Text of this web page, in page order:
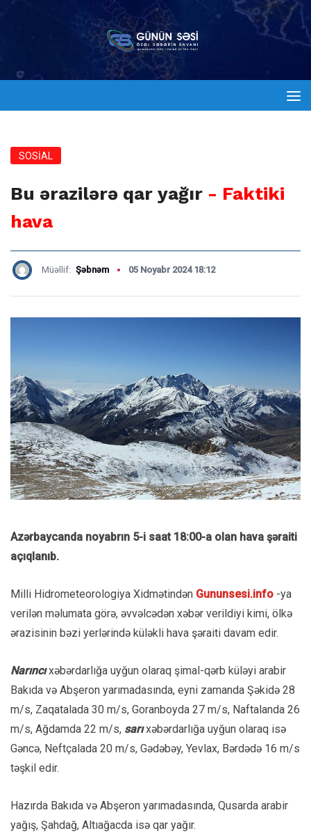
SOSİAL
Bu ərazilərə qar yağır - Faktiki
hava
Müəllif: Şəbnəm 05 Noyabr 2024 18:12
Azərbaycanda noyabrın 5-i saat 18:00-a olan hava şəraiti
açıqlanıb.
Milli Hidrometeorologiya Xidmətindən Gununsesi.info -ya
verilən məlumata görə, əvvəlcədən xəbər verildiyi kimi, ölkə
ərazisinin bəzi yerlərində küləkli hava şəraiti davam edir.
Narıncıxəbərdarlığa uyğun olaraq şimal-qərb küləyi arabir
Bakıda və Abşeron yarımadasında, eyni zamanda Şəkidə 28
m/s, Zaqatalada 30 m/s, Goranboyda 27 m/s, Naftalanda 26
m/s, Ağdamda 22 m/s, sarıxəbərdarlığa uyğun olaraq isə
Gəncə, Neftçalada 20 m/s, Gədəbəy, Yevlax, Bərdədə 16 m/s
təşkil edir.
Hazırda Bakıda və Abşeron yarımadasında, Qusarda arabir
yağış, Şahdağ, Altıağacda isə qar yağır.